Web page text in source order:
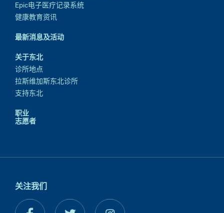
Epic电子医疗记录系统
健康教育资讯
最新消息及活动
关于东北
诊所地点
拉斯维加斯东北诊所
支持东北
职业
志愿者
关注我们